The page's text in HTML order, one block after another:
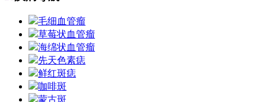
毛细血管瘤
草莓状血管瘤
海绵状血管瘤
先天色素痣
鲜红斑痣
咖啡斑
蒙古斑